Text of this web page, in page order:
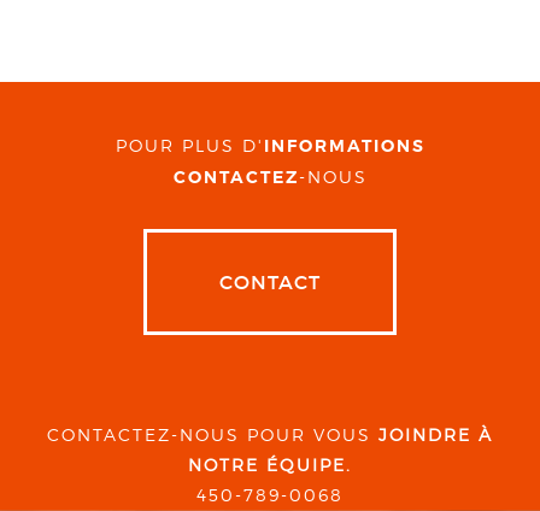
POUR PLUS D' INFORMATIONS
CONTACTEZ-NOUS
CONTACT
CONTACTEZ-NOUS POUR VOUS JOINDRE À
NOTRE ÉQUIPE.
450-789-0068